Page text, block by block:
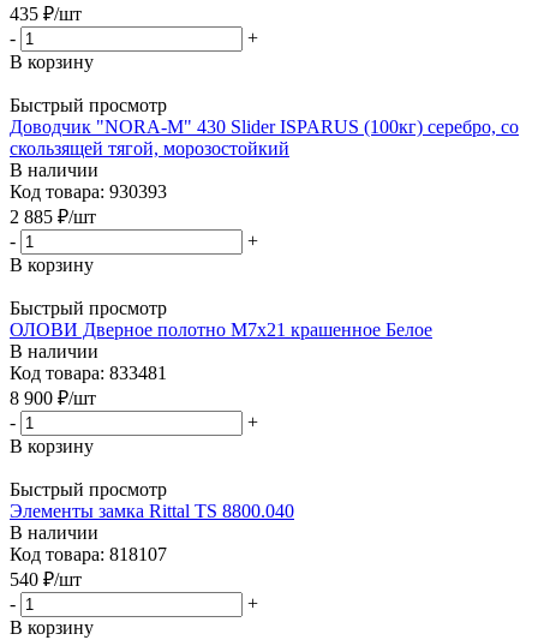
435 ₽/шт
-
+
В корзину
Быстрый просмотр
Доводчик "NORA-М" 430 Slider ISPARUS (100кг) серебро, со
скользящей тягой, морозостойкий
В наличии
Код товара: 930393
2 885 ₽/шт
-
+
В корзину
Быстрый просмотр
ОЛОВИ Дверное полотно М7х21 крашенное Белое
В наличии
Код товара: 833481
8 900 ₽/шт
-
+
В корзину
Быстрый просмотр
Элементы замка Rittal TS 8800.040
В наличии
Код товара: 818107
540 ₽/шт
-
+
В корзину